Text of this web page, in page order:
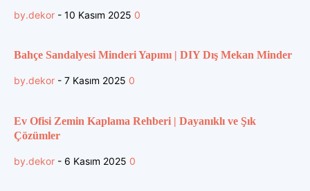
by.dekor - 10 Kasım 2025 0
Bahçe Sandalyesi Minderi Yapımı | DIY Dış Mekan Minder
by.dekor - 7 Kasım 2025 0
Ev Ofisi Zemin Kaplama Rehberi | Dayanıklı ve Şık
Çözümler
by.dekor - 6 Kasım 2025 0